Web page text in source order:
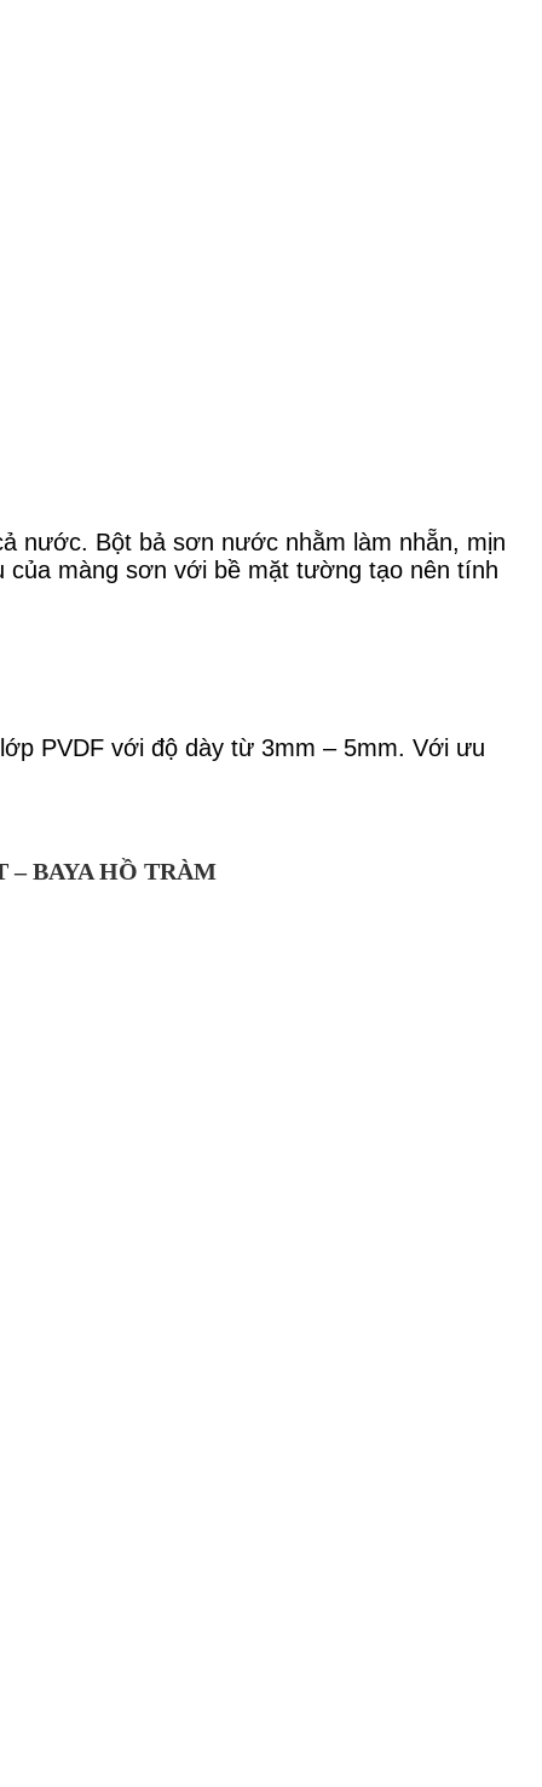
nước. Bột bả sơn nước nhằm làm nhẵn, mịn
của màng sơn với bề mặt tường tạo nên tính
PVDF với độ dày từ 3mm – 5mm. Với ưu
BAYA HỒ TRÀM